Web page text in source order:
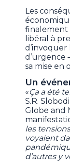
Les
finalement
libéral à
d’invoquer
d’urgence
sa mise en
Un
«Ça a été
S.R.
Globe and
les
voyaient
d’autres y